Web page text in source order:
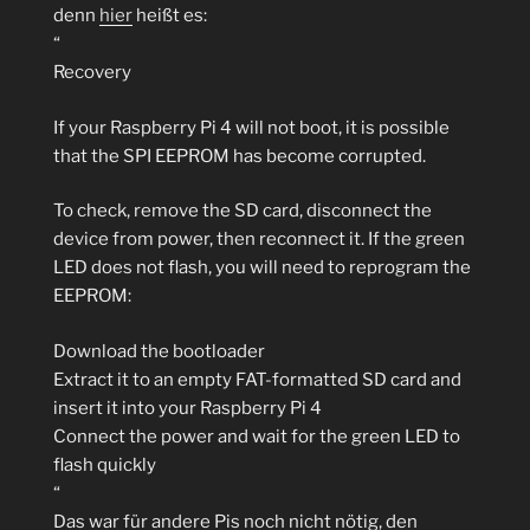
denn hier heißt es:
“
Recovery
If your Raspberry Pi 4 will not boot, it is possible
that the SPI EEPROM has become corrupted.
To check, remove the SD card, disconnect the
device from power, then reconnect it. If the green
LED does not flash, you will need to reprogram the
EEPROM:
Download the bootloader
Extract it to an empty FAT-formatted SD card and
insert it into your Raspberry Pi 4
Connect the power and wait for the green LED to
flash quickly
“
Das war für andere Pis noch nicht nötig, den